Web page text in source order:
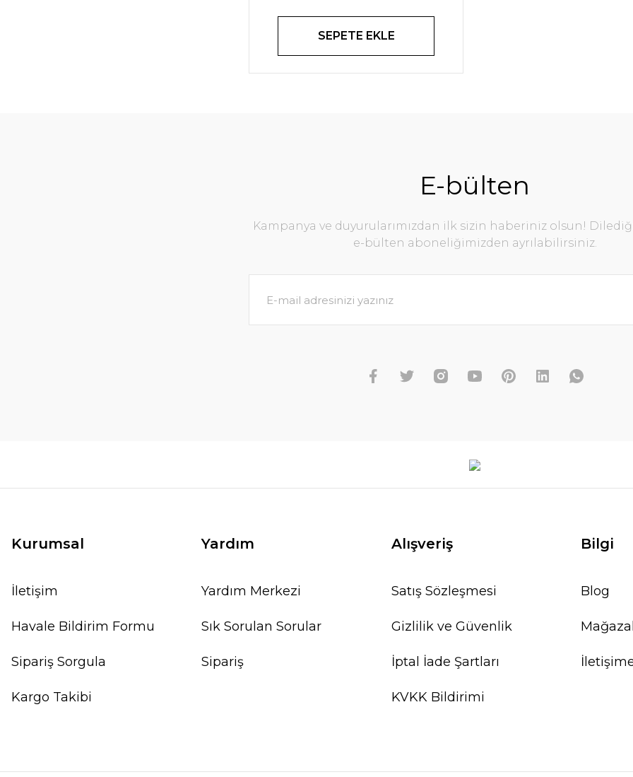
SEPETE EKLE
E-bülten
Kampanya ve duyurularımızdan ilk sizin haberiniz olsun!
e-bülten aboneliğimizden ayrılabilirsiniz.
Kurumsal
İletişim
Havale Bildirim Formu
Sipariş Sorgula
Kargo Takibi
Yardım
Yardım Merkezi
Sık Sorulan Sorular
Sipariş
Alışveriş
Satış Sözleşmesi
Gizlilik ve Güvenlik
İptal İade Şartları
KVKK Bildirimi
Bilgi
Blog